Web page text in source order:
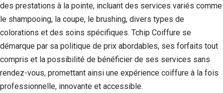
des prestations à la pointe, incluant des services variés comme
le shampooing, la coupe, le brushing, divers types de
colorations et des soins spécifiques. Tchip Coiffure se
démarque par sa politique de prix abordables, ses forfaits tout
compris et la possibilité de bénéficier de ses services sans
rendez-vous, promettant ainsi une expérience coiffure à la fois
professionnelle, innovante et accessible.